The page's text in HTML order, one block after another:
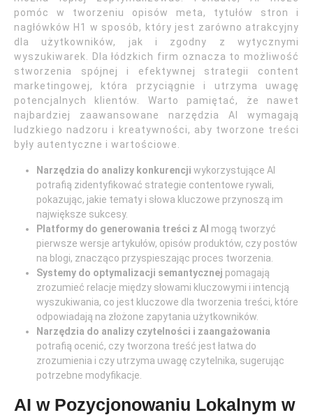
pomóc w tworzeniu opisów meta, tytułów stron i
nagłówków H1 w sposób, który jest zarówno atrakcyjny
dla użytkowników, jak i zgodny z wytycznymi
wyszukiwarek. Dla łódzkich firm oznacza to możliwość
stworzenia spójnej i efektywnej strategii content
marketingowej, która przyciągnie i utrzyma uwagę
potencjalnych klientów. Warto pamiętać, że nawet
najbardziej zaawansowane narzędzia AI wymagają
ludzkiego nadzoru i kreatywności, aby tworzone treści
były autentyczne i wartościowe.
Narzędzia do analizy konkurencji wykorzystujące AI
potrafią zidentyfikować strategie contentowe rywali,
pokazując, jakie tematy i słowa kluczowe przynoszą im
największe sukcesy.
Platformy do generowania treści z AI mogą tworzyć
pierwsze wersje artykułów, opisów produktów, czy postów
na blogi, znacząco przyspieszając proces tworzenia.
Systemy do optymalizacji semantycznej pomagają
zrozumieć relacje między słowami kluczowymi i intencją
wyszukiwania, co jest kluczowe dla tworzenia treści, które
odpowiadają na złożone zapytania użytkowników.
Narzędzia do analizy czytelności i zaangażowania
potrafią ocenić, czy tworzona treść jest łatwa do
zrozumienia i czy utrzyma uwagę czytelnika, sugerując
potrzebne modyfikacje.
AI w Pozycjonowaniu Lokalnym w